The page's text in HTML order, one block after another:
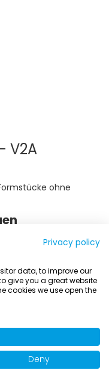
V2A
ohne
dieses
Privacy policy
data, to improve our
give you a great website
cookies we use open the
Deny